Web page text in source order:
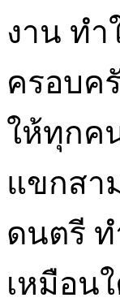
งาน ท
ครอบค
ให้ทุกค
แขกสา
ดนตรี
เหมือน